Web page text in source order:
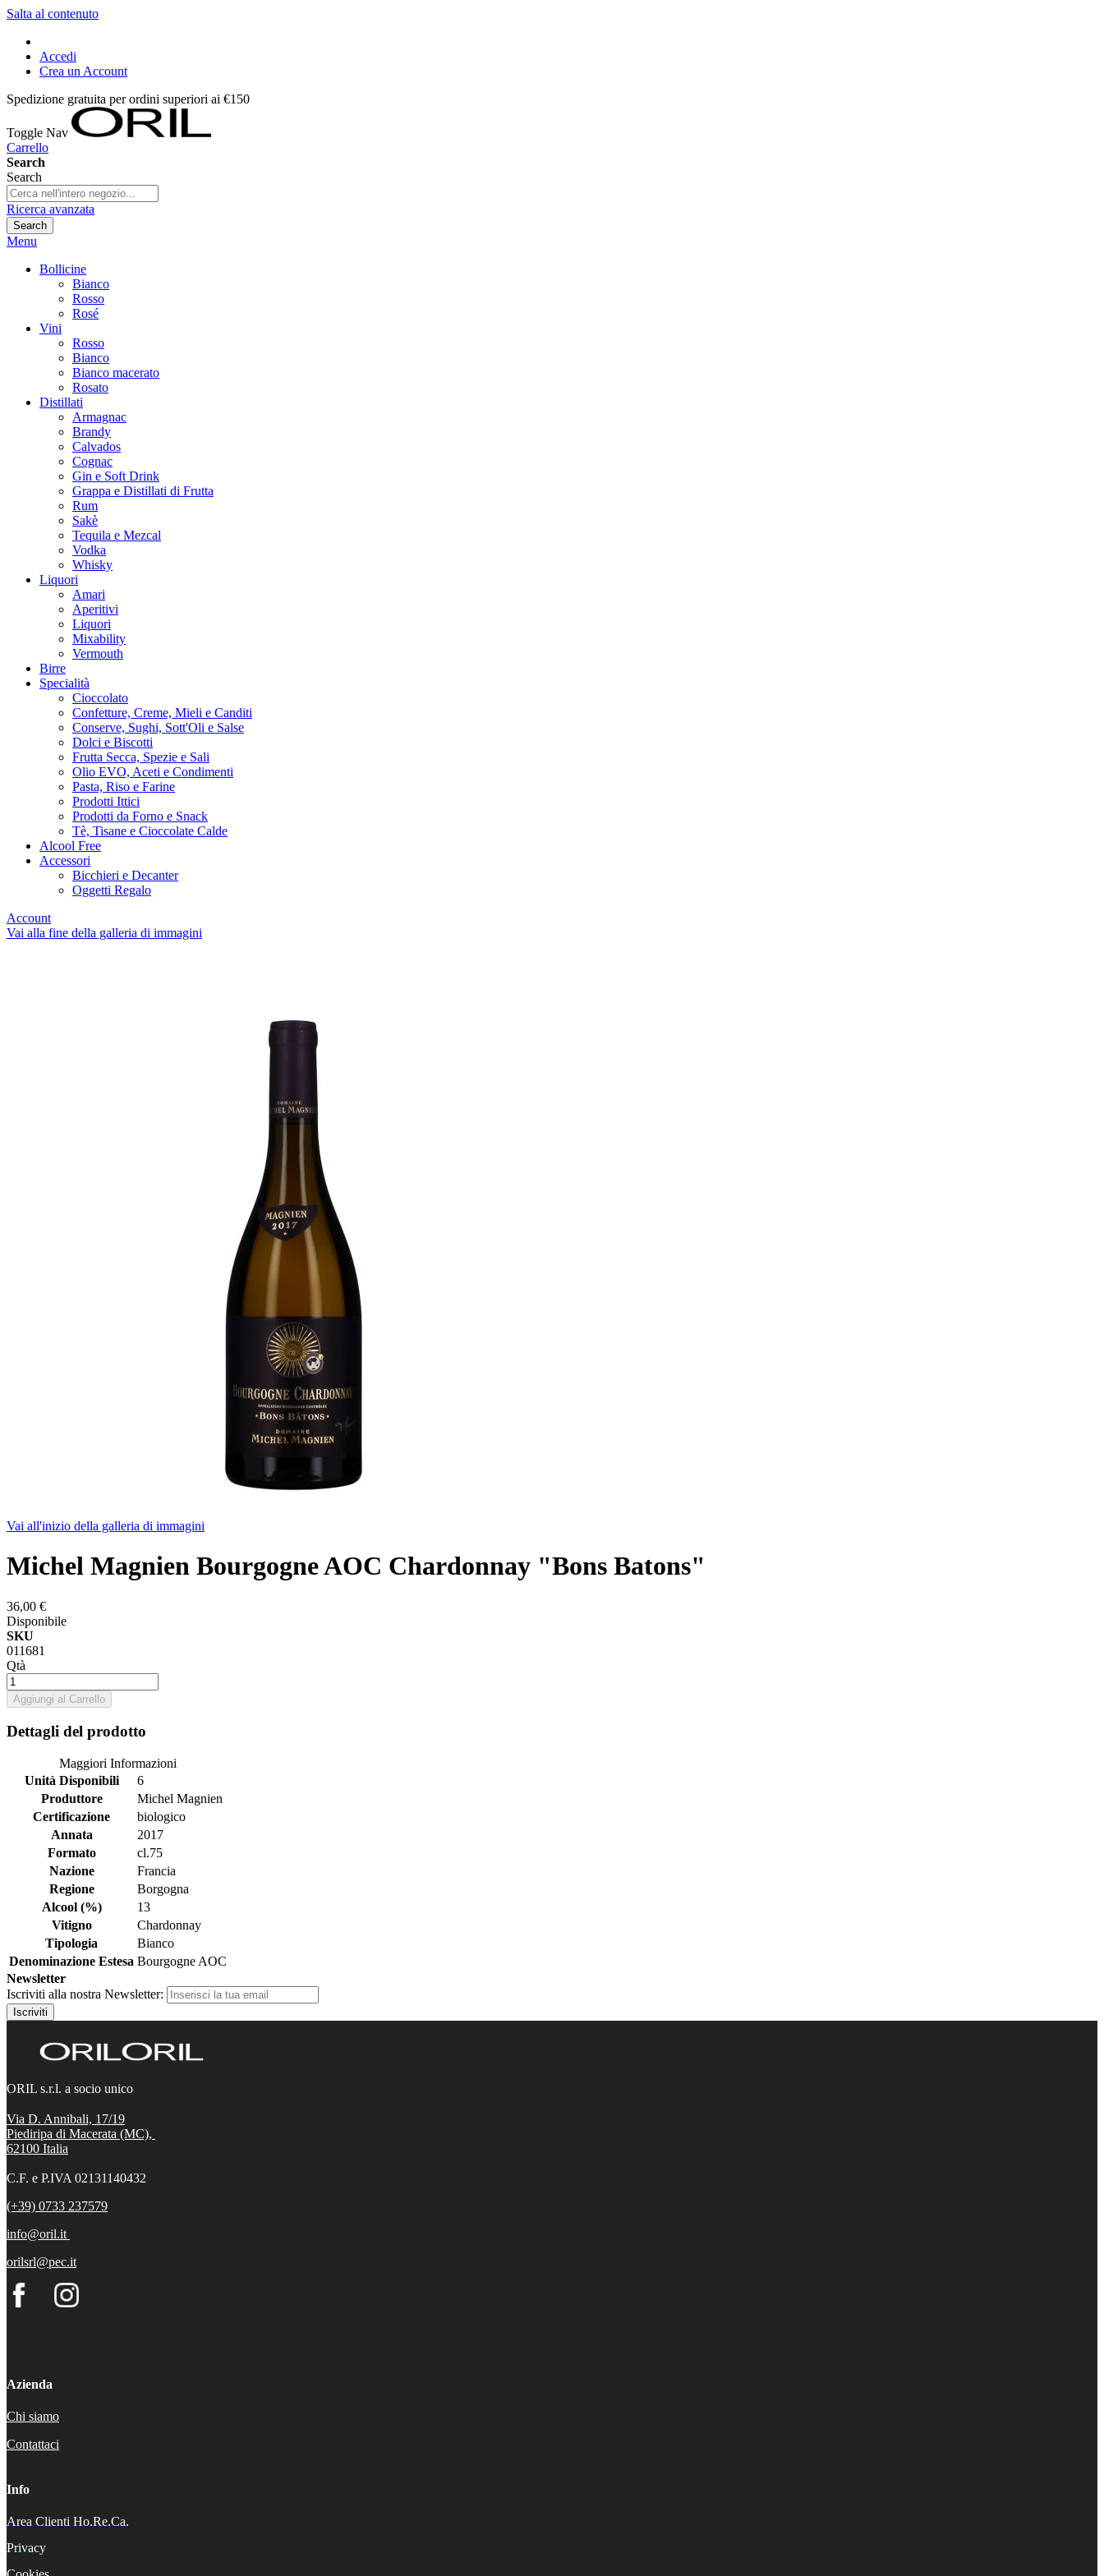
Salta al contenuto
Accedi
Crea un Account
Spedizione gratuita per ordini superiori ai €150
Toggle Nav
Carrello
Search
Search
Ricerca avanzata
Search
Menu
Bollicine
Bianco
Rosso
Rosé
Vini
Rosso
Bianco
Bianco macerato
Rosato
Distillati
Armagnac
Brandy
Calvados
Cognac
Gin e Soft Drink
Grappa e Distillati di Frutta
Rum
Sakè
Tequila e Mezcal
Vodka
Whisky
Liquori
Amari
Aperitivi
Liquori
Mixability
Vermouth
Birre
Specialità
Cioccolato
Confetture, Creme, Mieli e Canditi
Conserve, Sughi, Sott'Oli e Salse
Dolci e Biscotti
Frutta Secca, Spezie e Sali
Olio EVO, Aceti e Condimenti
Pasta, Riso e Farine
Prodotti Ittici
Prodotti da Forno e Snack
Tè, Tisane e Cioccolate Calde
Alcool Free
Accessori
Bicchieri e Decanter
Oggetti Regalo
Account
Vai alla fine della galleria di immagini
Vai all'inizio della galleria di immagini
Michel Magnien Bourgogne AOC Chardonnay "Bons Batons"
36,00 €
Disponibile
SKU
011681
Qtà
Aggiungi al Carrello
Dettagli del prodotto
Maggiori Informazioni
Unità Disponibili
6
Produttore
Michel Magnien
Certificazione
biologico
Annata
2017
Formato
cl.75
Nazione
Francia
Regione
Borgogna
Alcool (%)
13
Vitigno
Chardonnay
Tipologia
Bianco
Denominazione Estesa Bourgogne AOC
Newsletter
Iscriviti alla nostra Newsletter:
Iscriviti
ORIL s.r.l. a socio unico
Via D. Annibali, 17/19
Piediripa di Macerata (MC),
62100 Italia
C.F. e P.IVA 02131140432
(+39) 0733 237579
info@oril.it
orilsrl@pec.it
Azienda
Chi siamo
Contattaci
Info
Area Clienti Ho.Re.Ca.
Privacy